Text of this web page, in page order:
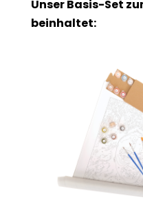
Unser Basis-Set
beinhaltet: